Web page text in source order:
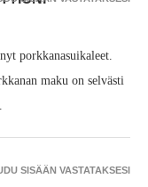
porkkanasuikaleet.
maku on selvästi
SISÄÄN VASTATAKSESI